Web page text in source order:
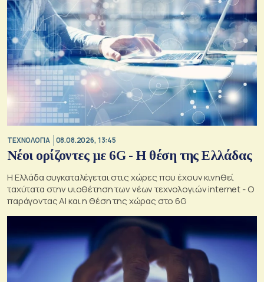
ΤΕΧΝΟΛΟΓΙΑ 08.08.2026, 13:45
Νέοι ορίζοντες με 6G - Η θέση της Ελλάδας
Η Ελλάδα συγκαταλέγεται στις χώρες που έχουν κινηθεί
ταχύτατα στην υιοθέτηση των νέων τεχνολογιών internet - Ο
παράγοντας AI και η θέση της χώρας στο 6G